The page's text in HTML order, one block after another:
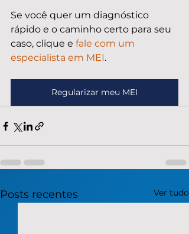
Se você quer um diagnóstico
rápido e o caminho certo para seu
caso, clique e fale com um
especialista em MEI.
Regularizar meu MEI
Posts recentes Ver tudo